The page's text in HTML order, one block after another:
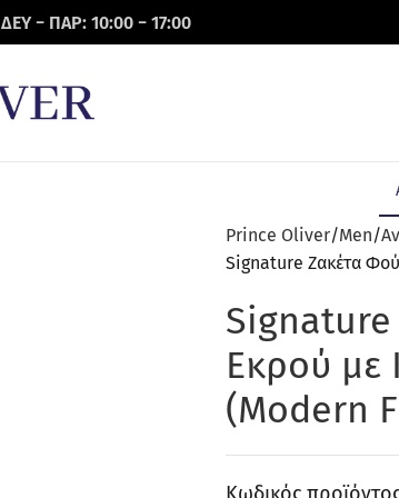
ΔΕΥ − ΠΑΡ: 10:00 − 17:00
Prince Oliver Men
Signature Ζακέτα
Εκρού με
(Modern